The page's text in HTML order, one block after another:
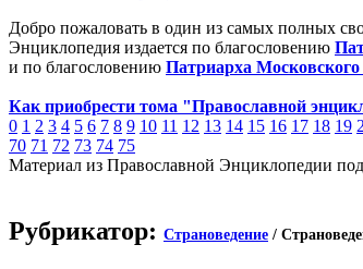
Добро пожаловать в один из самых полных
Энциклопедия издается по благословению
и по благословению Патриарха
Как приобрести тома "Православной
0 1 2 3 4 5 6 7 8 9 10 11 12 13 14 15 16 17 18 19
70 71 72 73 74 75
Материал из Православной Энциклопедии
Рубрикатор: Страноведение /